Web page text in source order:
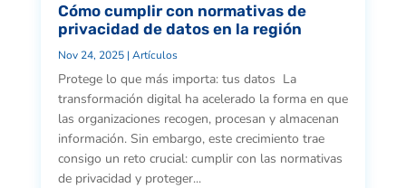
Cómo cumplir con normativas de
privacidad de datos en la región
Nov 24, 2025| Artículos
Protege lo que más importa: tus datos La
transformación digital ha acelerado la forma en que
las organizaciones recogen, procesan y almacenan
información. Sin embargo, este crecimiento trae
consigo un reto crucial: cumplir con las normativas
de privacidad y proteger...